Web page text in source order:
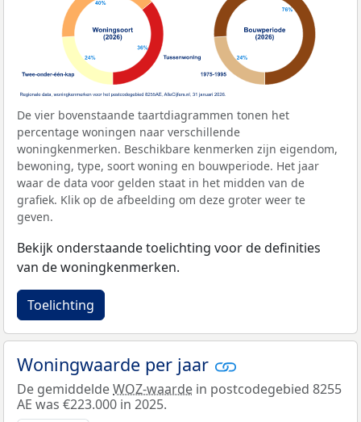
De vier bovenstaande taartdiagrammen tonen het
percentage woningen naar verschillende
woningkenmerken. Beschikbare kenmerken zijn eigendom,
bewoning, type, soort woning en bouwperiode. Het jaar
waar de data voor gelden staat in het midden van de
grafiek. Klik op de afbeelding om deze groter weer te
geven.
Bekijk onderstaande toelichting voor de definities
van de woningkenmerken.
Toelichting
Woningwaarde per jaar
De gemiddeldeWOZ-waarde in postcodegebied 8255
AE was €223.000 in 2025.